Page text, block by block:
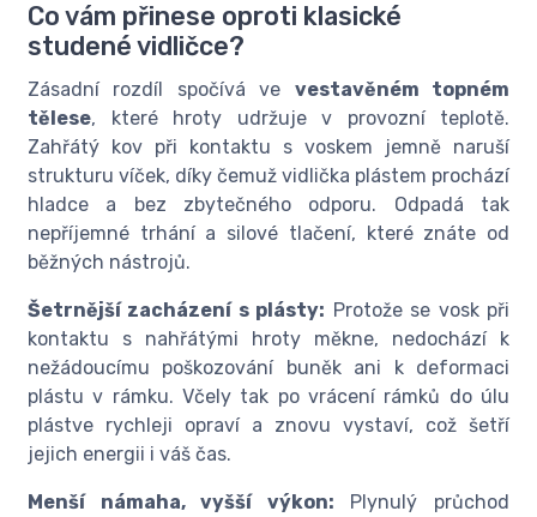
Co vám přinese oproti klasické
studené vidličce?
Zásadní rozdíl spočívá ve vestavěném topném
tělese, které hroty udržuje v provozní teplotě.
Zahřátý kov při kontaktu s voskem jemně naruší
strukturu víček, díky čemuž vidlička plástem prochází
hladce a bez zbytečného odporu. Odpadá tak
nepříjemné trhání a silové tlačení, které znáte od
běžných nástrojů.
Šetrnější zacházení s plásty: Protože se vosk při
kontaktu s nahřátými hroty měkne, nedochází k
nežádoucímu poškozování buněk ani k deformaci
plástu v rámku. Včely tak po vrácení rámků do úlu
plástve rychleji opraví a znovu vystaví, což šetří
jejich energii i váš čas.
Menší námaha, vyšší výkon: Plynulý průchod